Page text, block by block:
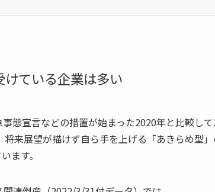
ている企業は多い
態宣言などの措置が始まった2020年と比較し
来展望が描けず自ら手を上げる「あきらめ型
ます。